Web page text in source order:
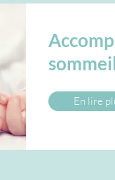
sommeil
En lire